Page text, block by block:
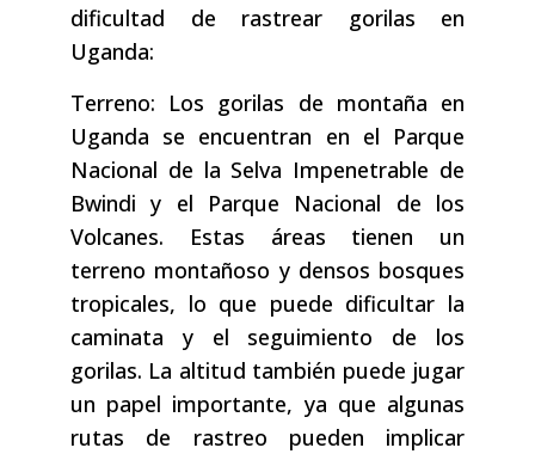
dificultad de rastrear gorilas en
Uganda:
Terreno: Los gorilas de montaña en
Uganda se encuentran en el Parque
Nacional de la Selva Impenetrable de
Bwindi y el Parque Nacional de los
Volcanes. Estas áreas tienen un
terreno montañoso y densos bosques
tropicales, lo que puede dificultar la
caminata y el seguimiento de los
gorilas. La altitud también puede jugar
un papel importante, ya que algunas
rutas de rastreo pueden implicar